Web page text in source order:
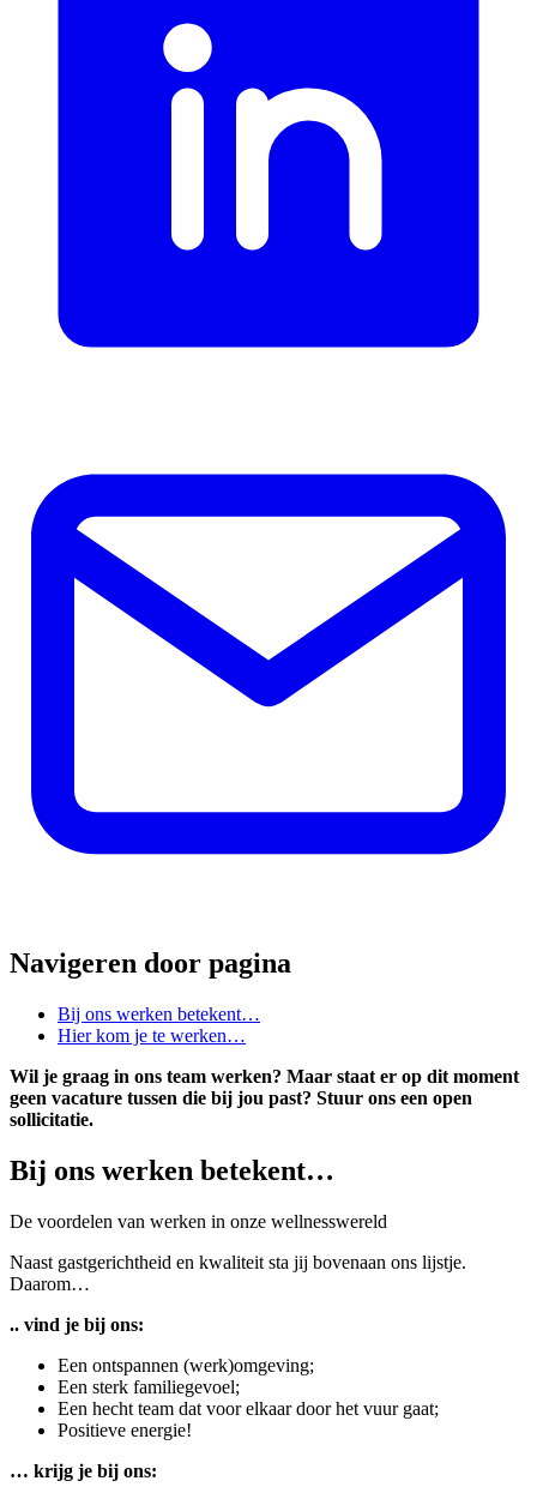
Navigeren door pagina
Bij ons werken betekent…
Hier kom je te werken…
Wil je graag in ons team werken? Maar staat er op dit moment
geen vacature tussen die bij jou past? Stuur ons een open
sollicitatie.
Bij ons werken betekent…
De voordelen van werken in onze wellnesswereld
Naast gastgerichtheid en kwaliteit sta jij bovenaan ons lijstje.
Daarom…
.. vind je bij ons:
Een ontspannen (werk)omgeving;
Een sterk familiegevoel;
Een hecht team dat voor elkaar door het vuur gaat;
Positieve energie!
… krijg je bij ons: